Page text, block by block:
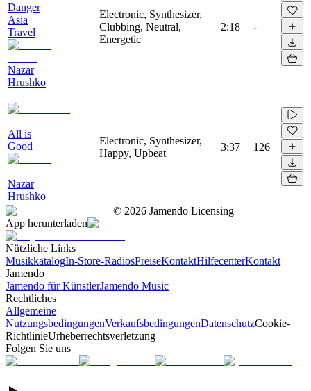
Danger
Asia
Travel
Nazar
Hrushko
Electronic, Synthesizer,
Clubbing, Neutral,
Energetic
2:18 -
All is
Good
Nazar
Hrushko
Electronic, Synthesizer,
Happy, Upbeat
3:37 126
© 2026 Jamendo Licensing
App herunterladen
Nützliche Links
MusikkatalogIn-Store-RadiosPreiseKontaktHilfecenterKontakt
Jamendo
Jamendo für KünstlerJamendo Music
Rechtliches
Allgemeine
NutzungsbedingungenVerkaufsbedingungenDatenschutzCookie-
RichtlinieUrheberrechtsverletzung
Folgen Sie uns